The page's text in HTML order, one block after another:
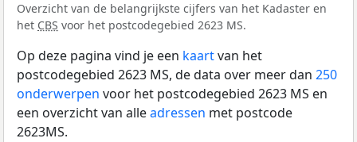
Overzicht van de belangrijkste cijfers van het Kadaster en
het CBS voor het postcodegebied 2623 MS.
Op deze pagina vind je een kaartvan het
postcodegebied 2623 MS, de data over meer dan 250
onderwerpen voor het postcodegebied 2623 MS en
een overzicht van alleadressen met postcode
2623MS.